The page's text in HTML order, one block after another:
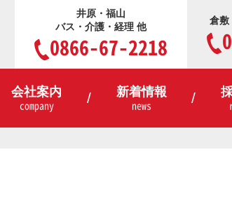
井原・福山
バス・介護・経理 他
0866-67-2218
倉敷
会社案内
company
新着情報
news